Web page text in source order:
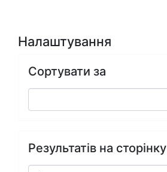
Налаштування
Сортувати за
Результатів на сторінку